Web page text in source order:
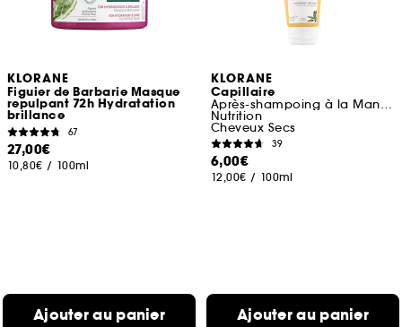
KLORANE
Figuier de Barbarie Masque
repulpant 72h Hydratation
brillance
67
27,00€
10,80€ / 100ml
Ajouter au panier
KLORANE
Capillaire
Après-shampoing à la Mangue
Nutrition
Cheveux Secs
39
6,00€
12,00€ / 100ml
Ajouter au panier